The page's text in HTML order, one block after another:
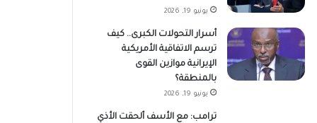
يونيو 19, 2026
أسرار التحولات الكبرى.. كيف
ترسم الاتفاقية الأمريكية
الإيرانية موازين القوى
بالمنطقة؟
يونيو 19, 2026
ترامب: مع الأسف ألحقت الأذي